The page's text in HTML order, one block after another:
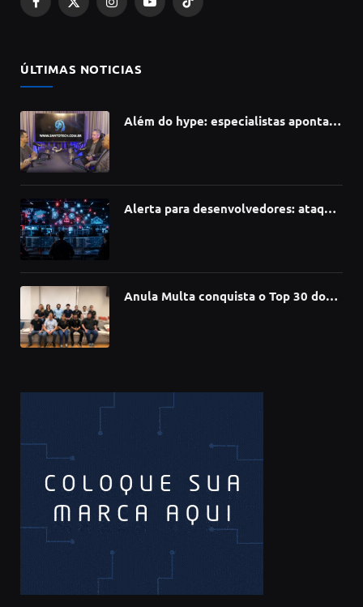
Facebook
X
InstagramYouTubeTikTok
ÚLTIMAS NOTICIAS
Além do hype: especialistas apontam
Alerta para desenvolvedores: ataque
Anula Multa conquista o Top 30 do